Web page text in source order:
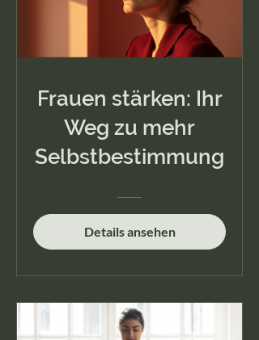
Frauen stärken: Ihr
Weg zu mehr
Selbstbestimmung
Details ansehen